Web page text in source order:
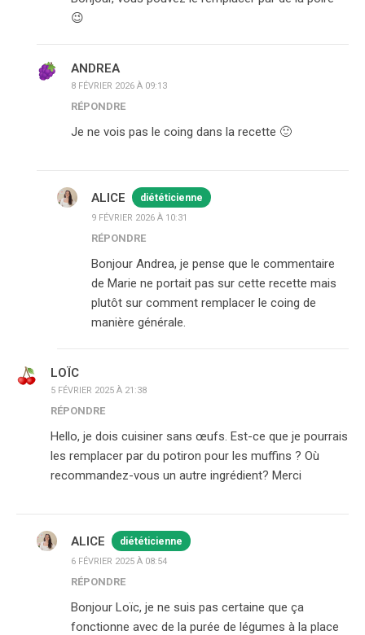
😉
ANDREA
8 FÉVRIER 2026 À 09:13
RÉPONDRE
Je ne vois pas le coing dans la recette 🙂
ALICE diététicienne
9 FÉVRIER 2026 À 10:31
RÉPONDRE
Bonjour Andrea, je pense que le commentaire
de Marie ne portait pas sur cette recette mais
plutôt sur comment remplacer le coing de
manière générale.
LOÏC
5 FÉVRIER 2025 À 21:38
RÉPONDRE
Hello, je dois cuisiner sans œufs. Est-ce que je pourrais
les remplacer par du potiron pour les muffins ? Où
recommandez-vous un autre ingrédient? Merci
ALICE diététicienne
6 FÉVRIER 2025 À 08:54
RÉPONDRE
Bonjour Loïc, je ne suis pas certaine que ça
fonctionne avec de la purée de légumes à la place